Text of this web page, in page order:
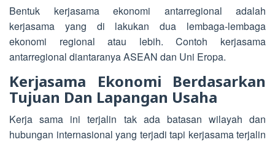
Bentuk kerjasama ekonomi antarregional adalah
kerjasama yang di lakukan dua lembaga-lembaga
ekonomi regional atau lebih. Contoh kerjasama
antarregional diantaranya ASEAN dan Uni Eropa.
Kerjasama Ekonomi Berdasarkan
Tujuan Dan Lapangan Usaha
Kerja sama ini terjalin tak ada batasan wilayah dan
hubungan internasional yang terjadi tapi kerjasama terjalin